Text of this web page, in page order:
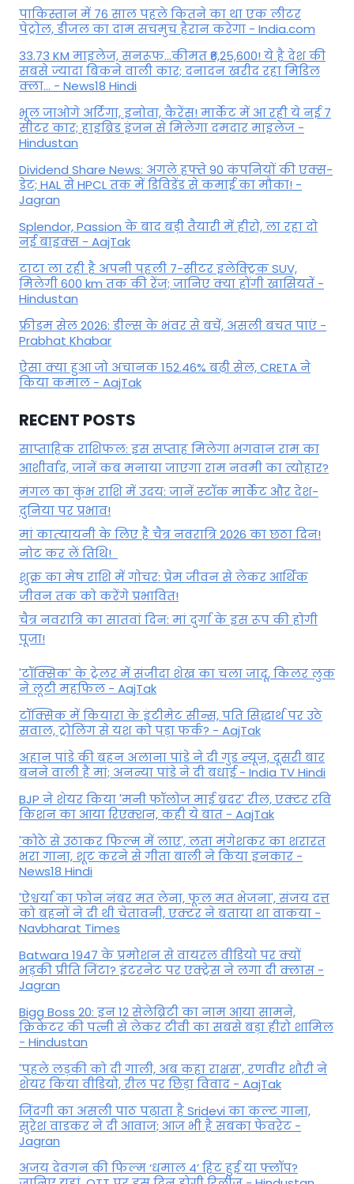
पाकिस्तान में 76 साल पहले कितने का था एक लीटर
पेट्रोल, डीजल का दाम सचमुच हैरान करेगा - India.com
33.73 KM माइलेज, सनरूफ...कीमत ₹6,25,600! ये है देश की
सबसे ज्यादा बिकने वाली कार; दनादन खरीद रहा मिडिल
क्ला... - News18 Hindi
भूल जाओगे अर्टिगा, इनोवा, कैरेंस! मार्केट में आ रही ये नई 7
सीटर कार; हाइब्रिड इंजन से मिलेगा दमदार माइलेज -
Hindustan
Dividend Share News: अगले हफ्ते 90 कंपनियों की एक्स-
डेट; HAL से HPCL तक में डिविडेंड से कमाई का मौका! -
Jagran
Splendor, Passion के बाद बड़ी तैयारी में हीरो, ला रहा दो
नई बाइक्स - AajTak
टाटा ला रही है अपनी पहली 7-सीटर इलेक्ट्रिक SUV,
मिलेगी 600 km तक की रेंज; जानिए क्या होंगी खासियतें -
Hindustan
फ्रीडम सेल 2026: डील्स के भंवर से बचें, असली बचत पाएं -
Prabhat Khabar
ऐसा क्या हुआ जो अचानक 152.46% बढ़ी सेल, CRETA ने
किया कमाल - AajTak
RECENT POSTS
साप्ताहिक राशिफल: इस सप्ताह मिलेगा भगवान राम का
आशीर्वाद, जानें कब मनाया जाएगा राम नवमी का त्योहार?
मंगल का कुंभ राशि में उदय: जानें स्‍टॉक मार्केट और देश-
दुनिया पर प्रभाव!
मां कात्‍यायनी के लिए है चैत्र नवरात्रि 2026 का छठा दिन!
नोट कर लें तिथि!
शुक्र का मेष राशि में गोचर: प्रेम जीवन से लेकर आर्थिक
जीवन तक को करेंगे प्रभावित!
चैत्र नवरात्रि का सातवां दिन: मां दुर्गा के इस रूप की होगी
पूजा!
'टॉक्सिक' के ट्रेलर में संजीदा शेख का चला जादू, किलर लुक
ने लूटी महफिल - AajTak
टॉक्सिक में कियारा के इंटीमेट सीन्स, पति सिद्धार्थ पर उठे
सवाल, ट्रोलिंग से यश को पड़ा फर्क? - AajTak
अहान पांडे की बहन अलाना पांडे ने दी गुड न्यूज, दूसरी बार
बनने वाली हैं मां; अनन्या पांडे ने दी बधाई - India TV Hindi
BJP ने शेयर किया 'मनी फॉलोज माई ब्रदर' रील, एक्टर रवि
किशन का आया रिएक्शन, कही ये बात - AajTak
'कोठे से उठाकर फिल्म में लाए', लता मंगेशकर का शरारत
भरा गाना, शूट करने से गीता बाली ने किया इनकार -
News18 Hindi
'ऐश्वर्या का फोन नंबर मत लेना, फूल मत भेजना', संजय दत्त
को बहनों ने दी थी चेतावनी, एक्टर ने बताया था वाकया -
Navbharat Times
Batwara 1947 के प्रमोशन से वायरल वीडियो पर क्यों
भड़की प्रीति जिंटा? इंटरनेट पर एक्ट्रेस ने लगा दी क्लास -
Jagran
Bigg Boss 20: इन 12 सेलेब्रिटी का नाम आया सामने,
क्रिकेटर की पत्नी से लेकर टीवी का सबसे बड़ा हीरो शामिल
- Hindustan
'पहले लड़की को दी गाली, अब कहा राक्षस', रणवीर शौरी ने
शेयर किया वीडियो, रील पर छिड़ा विवाद - AajTak
जिंदगी का असली पाठ पढ़ाता है Sridevi का कल्ट गाना,
सुरेश वाडकर ने दी आवाज; आज भी है सबका फेवरेट -
Jagran
अजय देवगन की फिल्म ‘धमाल 4’ हिट हुई या फ्लॉप?